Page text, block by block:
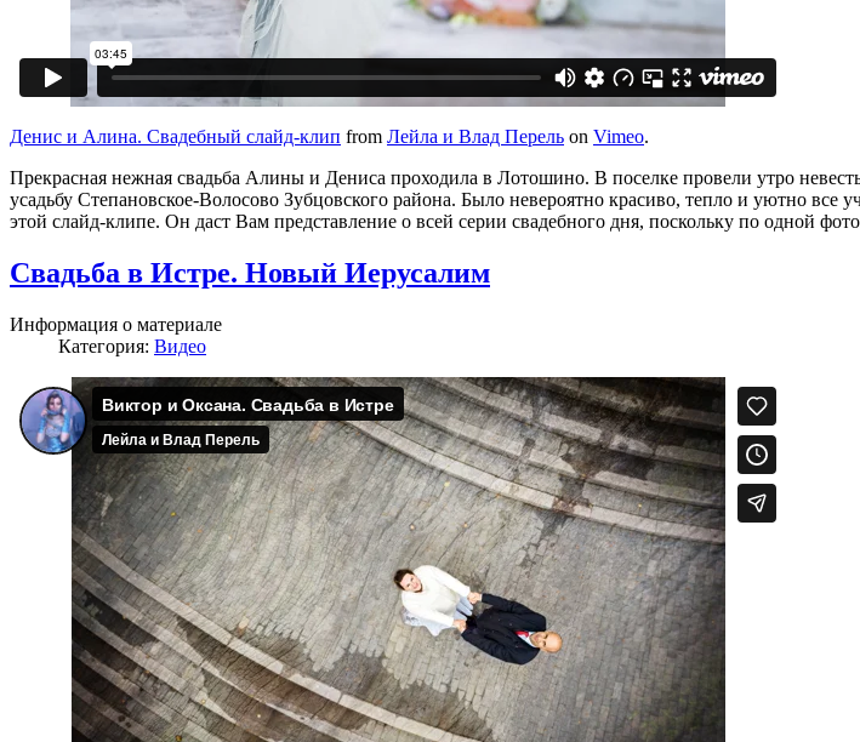
Денис и Алина. Свадебный слайд-клип from Лейла и Влад Перель on Vimeo.
Прекрасная нежная свадьба Алины и Дениса проходила в Лотошино. В поселке провели утро
усадьбу Степановское-Волосово Зубцовского района. Было невероятно красиво, тепло и уютно
этой слайд-клипе. Он даст Вам представление о всей серии свадебного дня, поскольку по одной
Свадьба в Истре. Новый Иерусалим
Информация о материале
Категория: Видео